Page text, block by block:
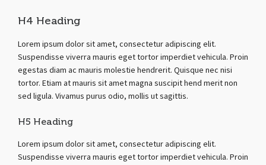
H4 Heading
Lorem ipsum dolor sit amet, consectetur adipiscing elit.
Suspendisse viverra mauris eget tortor imperdiet vehicula. Proin
egestas diam ac mauris molestie hendrerit. Quisque nec nisi
tortor. Etiam at mauris sit amet magna suscipit hend merit non
sed ligula. Vivamus purus odio, mollis ut sagittis.
H5 Heading
Lorem ipsum dolor sit amet, consectetur adipiscing elit.
Suspendisse viverra mauris eget tortor imperdiet vehicula. Proin